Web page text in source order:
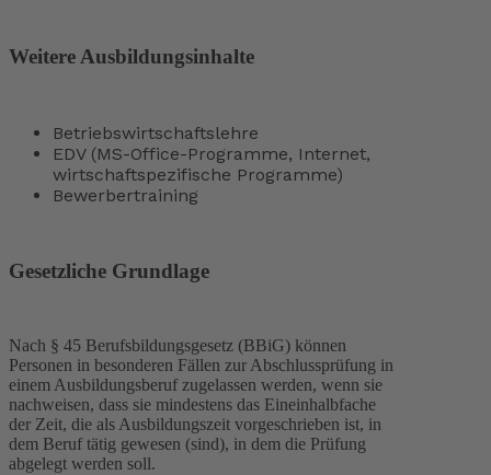
Weitere Ausbildungsinhalte
Betriebswirtschaftslehre
EDV (MS-Office-Programme, Internet,
wirtschaftspezifische Programme)
Bewerbertraining
Gesetzliche Grundlage
Nach § 45 Berufsbildungsgesetz (BBiG) können
Personen in besonderen Fällen zur Abschlussprüfung in
einem Ausbildungsberuf zugelassen werden, wenn sie
nachweisen, dass sie mindestens das Eineinhalbfache
der Zeit, die als Ausbildungszeit vorgeschrieben ist, in
dem Beruf tätig gewesen (sind), in dem die Prüfung
abgelegt werden soll.